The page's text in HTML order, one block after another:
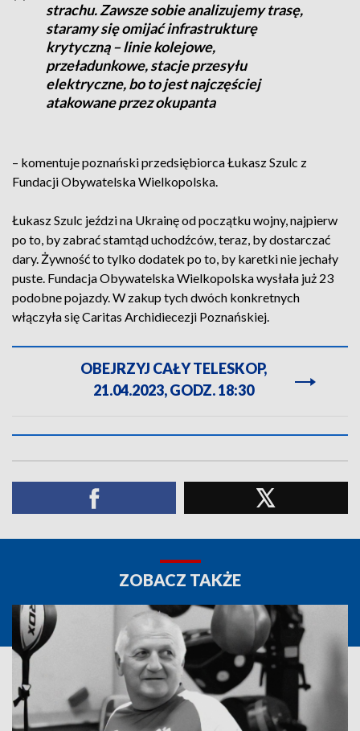
strachu. Zawsze sobie analizujemy trasę,
staramy się omijać infrastrukturę
krytyczną – linie kolejowe,
przeładunkowe, stacje przesyłu
elektryczne, bo to jest najczęściej
atakowane przez okupanta
– komentuje poznański przedsiębiorca Łukasz Szulc z
Fundacji Obywatelska Wielkopolska.
Łukasz Szulc jeździ na Ukrainę od początku wojny, najpierw
po to, by zabrać stamtąd uchodźców, teraz, by dostarczać
dary. Żywność to tylko dodatek po to, by karetki nie jechały
puste. Fundacja Obywatelska Wielkopolska wysłała już 23
podobne pojazdy. W zakup tych dwóch konkretnych
włączyła się Caritas Archidiecezji Poznańskiej.
OBEJRZYJ CAŁY TELESKOP,
21.04.2023, GODZ. 18:30
ZOBACZ TAKŻE